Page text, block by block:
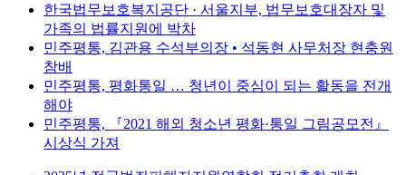
한국법무보호복지공단 · 서울지부, 법무보호대장자 및
가족의 법률지원에 박차
민주평통, 김관용 수석부의장 • 석동현 사무처장 현충원
참배
민주평통, 평화통일 … 청년이 중심이 되는 활동을 전개
해야
민주평통, 『2021 해외 청소년 평화·통일 그림공모전』
시상식 가져